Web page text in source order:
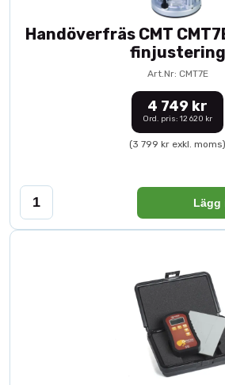
Handöverfräs CMT
finjustering
Art.Nr: CMT7E
4 749 kr
Ord. pris: 12 620 kr
(3 799 kr exkl. moms)
Lägg